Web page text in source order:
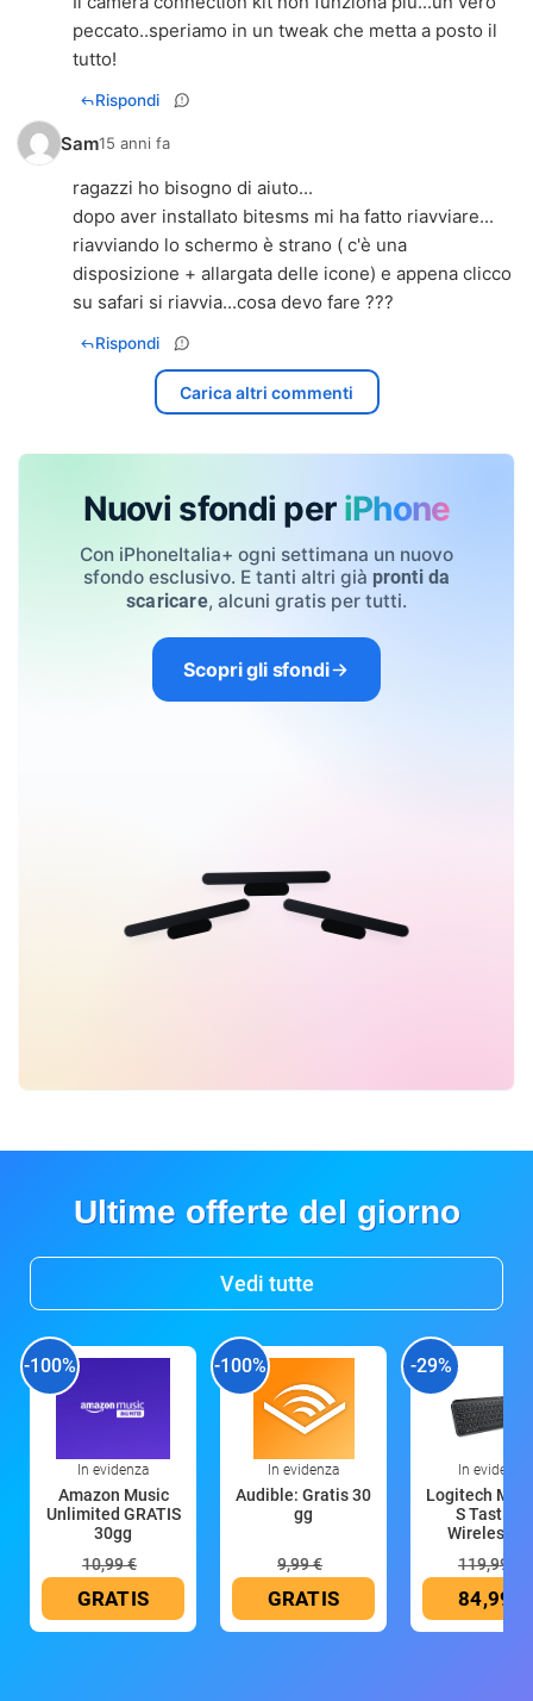
peccato..speriamo in un tweak che metta a posto il
tutto!
Rispondi
Sam15 anni fa
ragazzi ho bisogno di aiuto...
dopo aver installato bitesms mi ha fatto riavviare...
riavviando lo schermo è strano ( c'è una
disposizione + allargata delle icone) e appena clicco
su safari si riavvia...cosa devo fare ???
Rispondi
Carica altri commenti
Nuovi sfondi per iPhone
Con iPhoneItalia+ ogni settimana un nuovo
sfondo esclusivo. E tanti altri già pronti da
scaricare, alcuni gratis per tutti.
Scopri gli sfondi
Ultime offerte del giorno
Vedi tutte
-100%
In evidenza
Amazon Music
Unlimited GRATIS
30gg
10,99 €
GRATIS
-100%
In evidenza
Audible: Gratis 30
gg
9,99 €
GRATIS
-29%
In evidenza
Logitech MX
S Tastiera
Wireless
119,99 €
84,99 €